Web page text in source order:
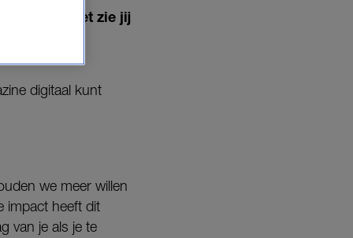
Wie weet zie jij
digitaal kunt
we meer willen
impact heeft dit
van je als je te